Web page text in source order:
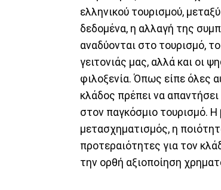
ελληνικού τουρισμού,
δεδομένα, η αλλαγή της
αναδύονται στο τουρισμό,
γειτονιάς μας, αλλά και οι
φιλοξενία. Όπως είπε όλες
κλάδος πρέπει να
στον παγκόσμιο τουρισμό. Η
μετασχηματισμός, η
προτεραιότητες για τον
την ορθή αξιοποίηση